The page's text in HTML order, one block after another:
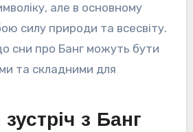
але в основному
силу природи та всесвіту.
сни про Банг можуть бути
та складними для
з Банг